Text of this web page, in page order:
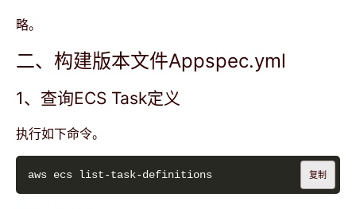
略。
二、构建版本文件Appspec.yml
1、查询ECS Task定义
执行如下命令。
复制